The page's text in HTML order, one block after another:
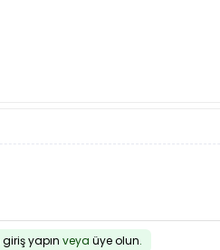
giriş yapın veya üye olun.